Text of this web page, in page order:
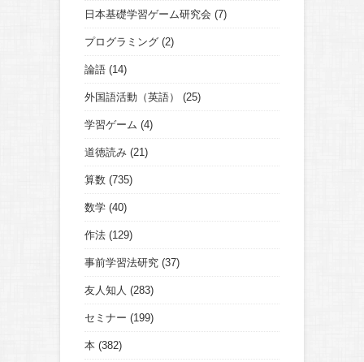
日本基礎学習ゲーム研究会 (7)
プログラミング (2)
論語 (14)
外国語活動（英語） (25)
学習ゲーム (4)
道徳読み (21)
算数 (735)
数学 (40)
作法 (129)
事前学習法研究 (37)
友人知人 (283)
セミナー (199)
本 (382)